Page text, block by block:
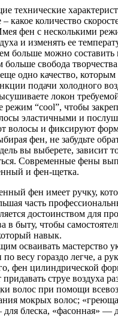
технические
какое количество
фен с несколькими
и изменять ее
больше можно
больше свобода
одно качество,
подачи холодного
локон
режим “cool”, чтобы
эластичными и
волосы и фиксируют
фен, не забудьте
вы выберете, зависит
Современные фены
и фен-щетка.
фен имеет ручку,
часть
достоинством для
в быту, чтобы
навык.
осваивать мастерство
весу гораздо легче, а
фен цилиндрической
придавать струе воздуха
волос при помощи
мокрых волос;
блеска, «фасонная» —